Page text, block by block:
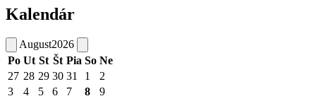
Kalendár
August2026
Po Ut St Št Pia So Ne
27 28 29 30 31 1
2
3
4 5 6 7 8
9